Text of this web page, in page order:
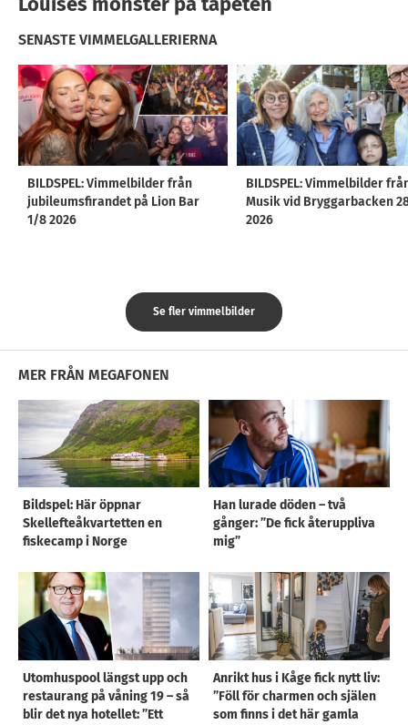
SENASTE VIMMELGALLERIERNA
BILDSPEL: Vimmelbilder från
jubileumsfirandet på Lion Bar
1/8 2026
BILDSPEL: Vimmelbilder
Musik vid Bryggarbacken
2026
Se fler vimmelbilder
MER FRÅN MEGAFONEN
Bildspel: Här öppnar
Skellefteåkvartetten en
fiskecamp i Norge
Han lurade döden – två
gånger: ”De fick återuppliva
mig”
Utomhuspool längst upp och
restaurang på våning 19 – så
blir det nya hotellet: ”Ett
Anrikt hus i Kåge fick nytt liv:
”Föll för charmen och själen
som finns i det här gamla